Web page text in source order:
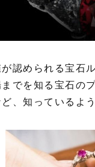
認められる宝石
でを知る宝石の
、知っているよ